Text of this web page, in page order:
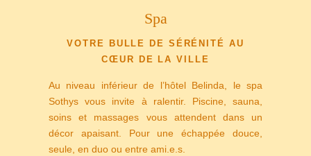
Spa
VOTRE BULLE DE SÉRÉNITÉ AU
CŒUR DE LA VILLE
Au niveau inférieur de l’hôtel Belinda, le spa
Sothys vous invite à ralentir. Piscine, sauna,
soins et massages vous attendent dans un
décor apaisant. Pour une échappée douce,
seule, en duo ou entre ami.e.s.